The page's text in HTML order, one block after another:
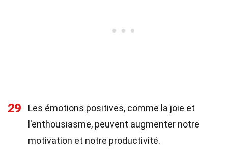
29
Les émotions positives, comme la joie et
l'enthousiasme, peuvent augmenter notre
motivation et notre productivité.